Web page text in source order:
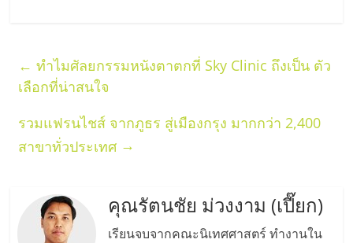
← ทำไมศัลยกรรมหนังตาตกที่ Sky Clinic ถึงเป็น ตัว
เลือกที่น่าสนใจ
รวมแฟรนไชส์ จากภูธร สู่เมืองกรุง มากกว่า 2,400
สาขาทั่วประเทศ →
คุณรัตนชัย ม่วงงาม (เปี๊ยก)
เรียนจบจากคณะนิเทศศาสตร์ ทำงานใน